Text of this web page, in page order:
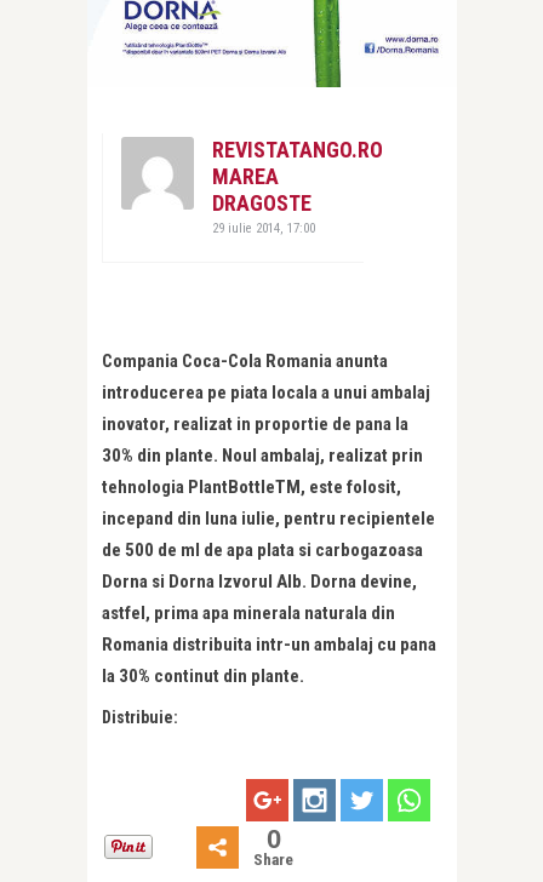
REVISTATANGO.RO
MAREA
DRAGOSTE
29 iulie 2014, 17:00
Compania Coca-Cola Romania anunta
introducerea pe piata locala a unui ambalaj
inovator, realizat in proportie de pana la
30% din plante. Noul ambalaj, realizat prin
tehnologia PlantBottleTM, este folosit,
incepand din luna iulie, pentru recipientele
de 500 de ml de apa plata si carbogazoasa
Dorna si Dorna Izvorul Alb. Dorna devine,
astfel, prima apa minerala naturala din
Romania distribuita intr-un ambalaj cu pana
la 30% continut din plante.
Distribuie:
0
Share